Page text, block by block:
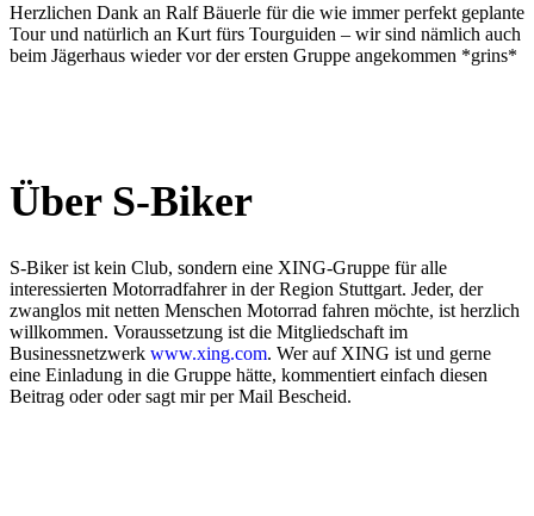
Herzlichen Dank an Ralf Bäuerle für die wie immer perfekt geplante
Tour und natürlich an Kurt fürs Tourguiden – wir sind nämlich auch
beim Jägerhaus wieder vor der ersten Gruppe angekommen *grins*
Über S-Biker
S-Biker ist kein Club, sondern eine XING-Gruppe für alle
interessierten Motorradfahrer in der Region Stuttgart. Jeder, der
zwanglos mit netten Menschen Motorrad fahren möchte, ist herzlich
willkommen. Voraussetzung ist die Mitgliedschaft im
Businessnetzwerk www.xing.com. Wer auf XING ist und gerne
eine Einladung in die Gruppe hätte, kommentiert einfach diesen
Beitrag oder oder sagt mir per Mail Bescheid.